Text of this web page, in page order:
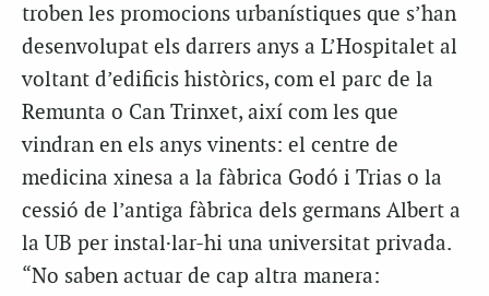
troben les promocions urbanístiques que s’han
desenvolupat els darrers anys a L’Hospitalet al
voltant d’edificis històrics, com el parc de la
Remunta o Can Trinxet, així com les que
vindran en els anys vinents: el centre de
medicina xinesa a la fàbrica Godó i Trias o la
cessió de l’antiga fàbrica dels germans Albert a
la UB per instal·lar-hi una universitat privada.
“No saben actuar de cap altra manera: